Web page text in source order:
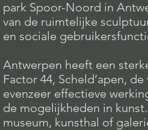
park Spoor-Noord in
van de ruimtelijke
en sociale
Antwerpen heeft een
Factor 44, Scheld’apen,
evenzeer effectieve
de mogelijkheden in
museum, kunsthal of